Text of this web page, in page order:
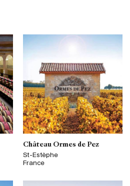
Château Ormes de Pez
St-Estèphe
France